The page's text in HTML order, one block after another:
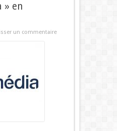
» en
un commentaire